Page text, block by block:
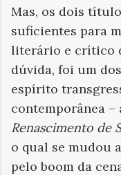
Mas, os dois
suficientes para
literário e crítico
dúvida, foi um
espírito
contemporânea
Renascimento de
o qual se mudou
pelo boom da